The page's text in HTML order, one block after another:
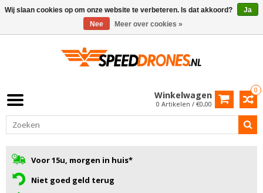
0
Winkelwagen
0 Artikelen / €0,00
Voor 15u, morgen in huis*
Niet goed geld terug
Wij slaan cookies op om onze website te verbeteren. Is dat akkoord?
Ja
Nee
Meer over cookies »